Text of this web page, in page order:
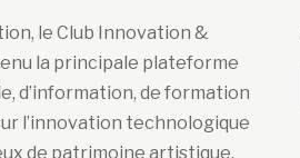
le Club Innovation &
la principale plateforme
d’information, de formation
l’innovation technologique
de patrimoine artistique,